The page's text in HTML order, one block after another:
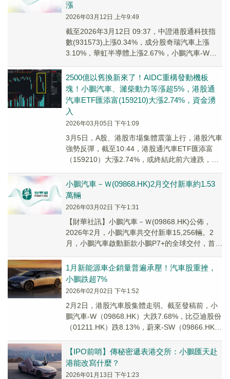
漲
2026年03月12日 上午9:49
截至2026年3月12日 09:37，中證港股通科技指
數(931573)上漲0.34%，成分股奇瑞汽車上漲
3.10%，華虹半導體上漲2.67%，小鵬汽車-W上
2500億以舊換新來了！AIDC重構發動機板
塊！小鵬汽車、濰柴動力等漲超5%，港股通
汽車ETF匯添富(159210)大漲2.74%，資金湧
入
2026年03月05日 下午1:09
3月5日，A股、港股市場集體震蕩上行，港股汽車
強勢反彈，截至10:44，港股通汽車ETF匯添富
（159210）大漲2.74%，或終結此前六連跌，昨
小鵬汽車－Ｗ(09868.HK)2月交付新車約1.53
萬輛
2026年03月02日 下午1:31
​【財華社訊】小鵬汽車－Ｗ(09868.HK)公佈，
2026年2月，小鵬汽車共交付新車15,256輛。2
月，小鵬汽車啟動新款小鵬P7+的全球交付，首批
1月新能源車企銷量普遍承壓！汽車股重挫，
小鵬跌超7%
2026年02月02日 下午1:52
2月2日，港股汽車股集體走弱。截至發稿前，小
鵬汽車-W（09868.HK）大跌7.68%，比亞迪股份
（01211.HK）跌8.13%，蔚來-SW（09866.HK）
【IPO前哨】傳秘密遞表港交所：小鵬匯天赴
港能改寫什麼？
2026年01月13日 下午1:23